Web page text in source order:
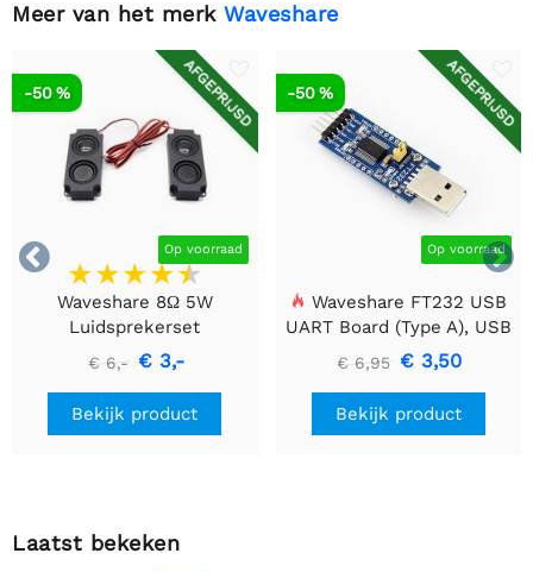
Meer van het merk Waveshare


AFGEPRIJSD
Op voorraad
-50 %
Waveshare 8Ω 5W
Luidsprekerset
€ 6,- € 3,-
Bekijk product
AFGEPRIJSD
Op voorraad
-50 %
Waveshare FT232 USB
UART Board (Type A), USB
naar TTL (UART)
Communicatiemodule
€ 6,95 € 3,50
Bekijk product
Laatst bekeken